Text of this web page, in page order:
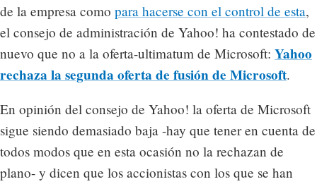
de la empresa como para hacerse con el control de esta,
el consejo de administración de Yahoo! ha contestado de
nuevo que no a la oferta-ultimatum de Microsoft: Yahoo
rechaza la segunda oferta de fusión de Microsoft.
En opinión del consejo de Yahoo! la oferta de Microsoft
sigue siendo demasiado baja -hay que tener en cuenta de
todos modos que en esta ocasión no la rechazan de
plano- y dicen que los accionistas con los que se han